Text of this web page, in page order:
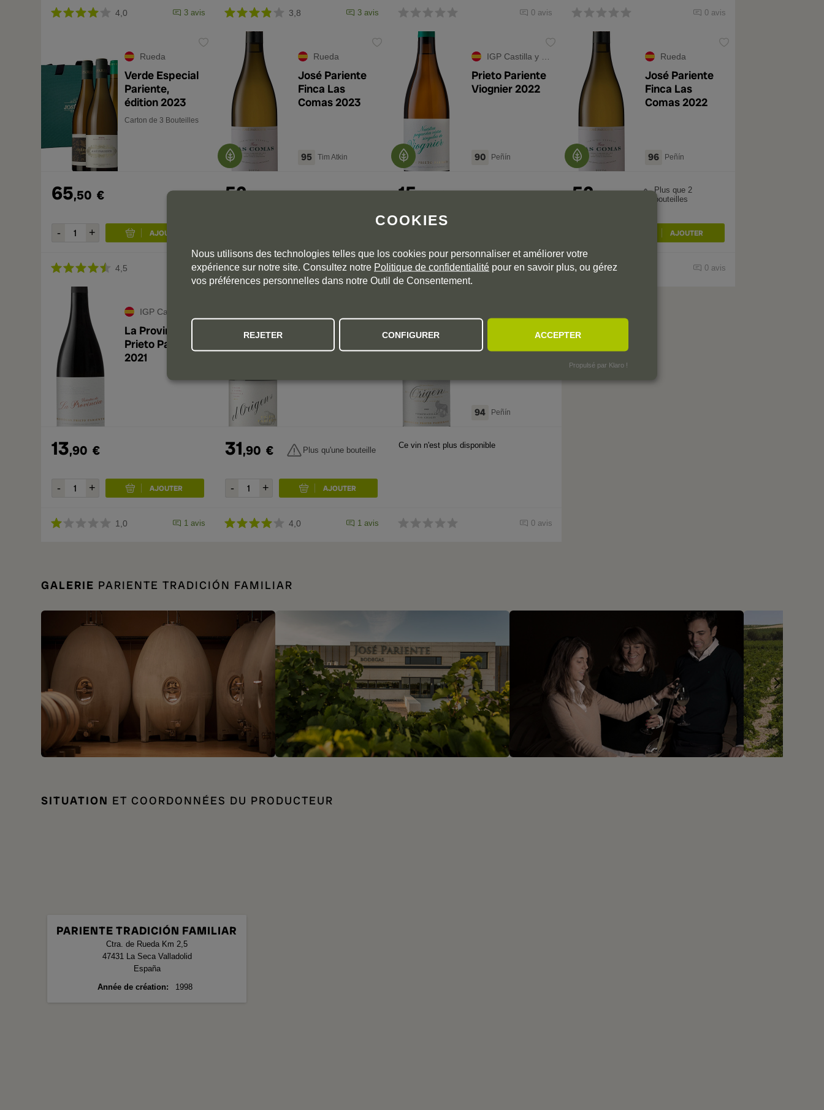
4,0 3 avis 3,8 3 avis 0 avis 0 avis
Rueda
Verde Especial
Pariente,
édition 2023
Carton de 3 Bouteilles
65,50 €
4,5 1 avis
Rueda
José Pariente
Finca Las
Comas 2023
95 Tim Atkin
52,90 €
0 avis
IGP Castilla y León
Prieto Pariente
Viognier 2022
90 Peñín
15,90 €
3,8 3 avis
Rueda
José Pariente
Finca Las
Comas 2022
96 Peñín
52,90 €
Plus que 2
bouteilles
0 avis
IGP Castilla y León
La Provincia de
Prieto Pariente
2021
13,90 €
1,0 1 avis
31,90 € Plus qu'une bouteille
4,0 1 avis
94 Peñín
Ce vin n'est plus disponible
0 avis
GALERIE PARIENTE TRADICIÓN FAMILIAR
SITUATION ET COORDONNÉES DU PRODUCTEUR
PARIENTE TRADICIÓN FAMILIAR
Ctra. de Rueda Km 2,5
47431 La Seca Valladolid
España
Année de création
1998
COOKIES
Nous utilisons des technologies telles que los cookies pour personnaliser et améliorer votre
expérience sur notre site. Consultez notre Politique de confidentialité pour en savoir plus, ou gérez
vos préférences personnelles dans notre Outil de Consentement.
REJETER CONFIGURER ACCEPTER
Propulsé par Klaro !